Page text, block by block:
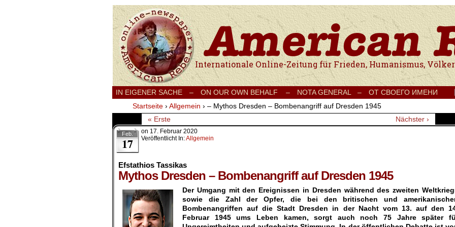
Internationale Onlinezeitung für Frieden, Humanismus, Völkerverständigung und
IN EIGENER SACHE – ON OUR OWN BEHALF – NOTA GENERAL – ОТ СВОЕГО ИМЕНИ
Startseite › Allgemein › – Mythos Dresden – Bombenangriff auf Dresden 1945
« Erste
Nächster ›
Feb.
17
on 17. Februar 2020
Veröffentlicht In:Allgemein
Efstathios Tassikas
Mythos Dresden – Bombenangriff auf Dresden 1945
Der Umgang mit den Ereignissen in Dresden während des zweiten
sowie die Zahl der Opfer, die bei den britischen und
Bombenangriffen auf die Stadt Dresden in der Nacht vom 13. auf den
Februar 1945 ums Leben kamen, sorgt auch noch 75 Jahre später